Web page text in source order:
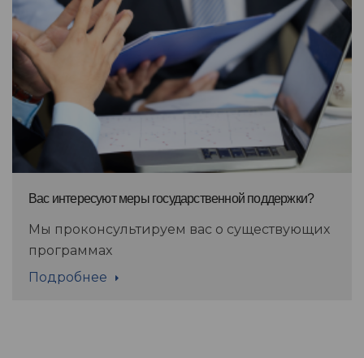
Вас интересуют меры государственной поддержки?
Мы проконсультируем вас о существующих
программах
Подробнее